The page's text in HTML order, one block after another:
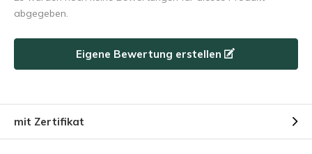
abgegeben.
Eigene Bewertung erstellen
mit Zertifikat